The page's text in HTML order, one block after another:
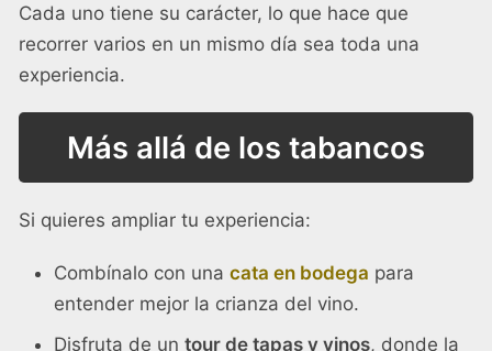
Cada uno tiene su carácter, lo que hace que
recorrer varios en un mismo día sea toda una
experiencia.
Más allá de los tabancos
Si quieres ampliar tu experiencia:
Combínalo con una cata en bodega para
entender mejor la crianza del vino.
Disfruta de un tour de tapas y vinos, donde la